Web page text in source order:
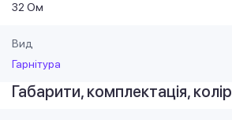
32 Ом
Вид
Гарнітура
Габарити, комплектація, колір